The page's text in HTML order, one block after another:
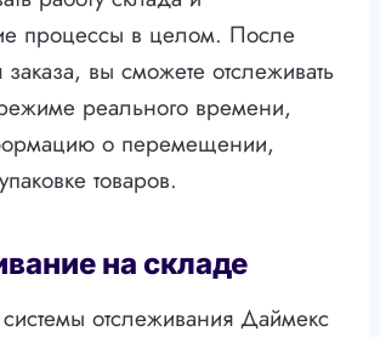
процессы в целом. После
вы сможете отслеживать
режиме реального времени,
о перемещении,
товаров.
на складе
отслеживания Даймекс